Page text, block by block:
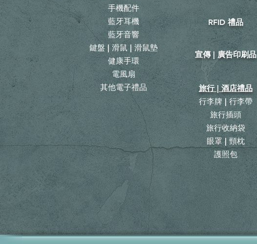
RFID 禮品
宣傳 | 廣告印刷品
旅行 | 酒店禮品
行李牌 | 行李帶
旅行插頭
​旅行收納袋
眼罩 | 頸枕
護照包
手機配件
藍牙耳機
藍牙音響
鍵盤 | 滑鼠 | 滑鼠墊
健康手環
電風扇
其他電子禮品